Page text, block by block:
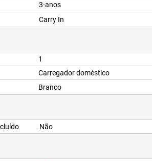
3-anos
Carry In
1
Carregador doméstico
Branco
Não